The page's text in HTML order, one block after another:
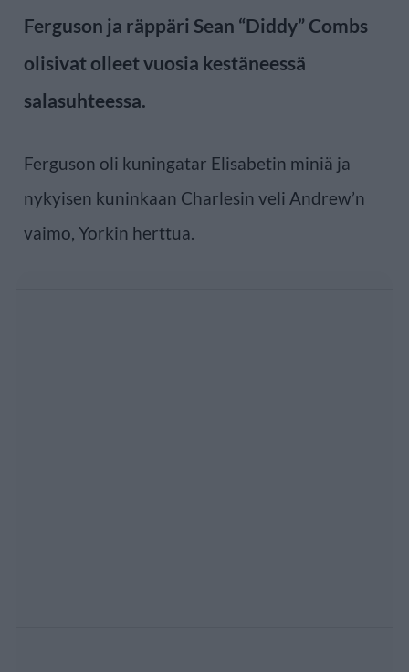
Ferguson ja räppäri Sean “Diddy” Combs
olisivat olleet vuosia kestäneessä
salasuhteessa.
Ferguson oli kuningatar Elisabetin miniä ja
nykyisen kuninkaan Charlesin veli Andrew’n
vaimo, Yorkin herttua.